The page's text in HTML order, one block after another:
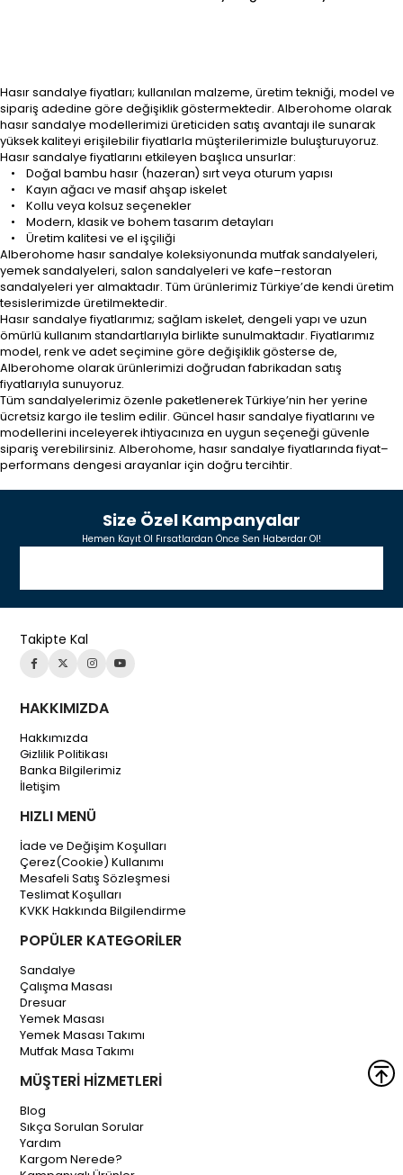
Hasır sandalye fiyatları; kullanılan malzeme, üretim tekniği, model ve
sipariş adedine göre değişiklik göstermektedir. Alberohome olarak
hasır sandalye modellerimizi üreticiden satış avantajı ile sunarak
yüksek kaliteyi erişilebilir fiyatlarla müşterilerimizle buluşturuyoruz.
Hasır sandalye fiyatlarını etkileyen başlıca unsurlar:
• Doğal bambu hasır (hazeran) sırt veya oturum yapısı
• Kayın ağacı ve masif ahşap iskelet
• Kollu veya kolsuz seçenekler
• Modern, klasik ve bohem tasarım detayları
• Üretim kalitesi ve el işçiliği
Alberohome hasır sandalye koleksiyonunda mutfak sandalyeleri,
yemek sandalyeleri, salon sandalyeleri ve kafe–restoran
sandalyeleri yer almaktadır. Tüm ürünlerimiz Türkiye’de kendi üretim
tesislerimizde üretilmektedir.
Hasır sandalye fiyatlarımız; sağlam iskelet, dengeli yapı ve uzun
ömürlü kullanım standartlarıyla birlikte sunulmaktadır. Fiyatlarımız
model, renk ve adet seçimine göre değişiklik gösterse de,
Alberohome olarak ürünlerimizi doğrudan fabrikadan satış
fiyatlarıyla sunuyoruz.
Tüm sandalyelerimiz özenle paketlenerek Türkiye’nin her yerine
ücretsiz kargo ile teslim edilir. Güncel hasır sandalye fiyatlarını ve
modellerini inceleyerek ihtiyacınıza en uygun seçeneği güvenle
sipariş verebilirsiniz. Alberohome, hasır sandalye fiyatlarında fiyat–
performans dengesi arayanlar için doğru tercihtir.
Size Özel Kampanyalar
Hemen Kayıt Ol Fırsatlardan Önce Sen Haberdar Ol!
Takipte Kal
HAKKIMIZDA
Hakkımızda
Gizlilik Politikası
Banka Bilgilerimiz
İletişim
HIZLI MENÜ
İade ve Değişim Koşulları
Çerez(Cookie) Kullanımı
Mesafeli Satış Sözleşmesi
Teslimat Koşulları
KVKK Hakkında Bilgilendirme
POPÜLER KATEGORİLER
Sandalye
Çalışma Masası
Dresuar
Yemek Masası
Yemek Masası Takımı
Mutfak Masa Takımı
MÜŞTERİ HİZMETLERİ
Blog
Sıkça Sorulan Sorular
Yardım
Kargom Nerede?